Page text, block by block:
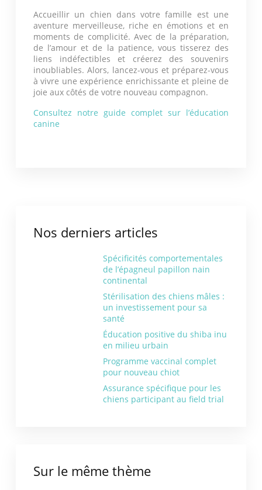
Accueillir un chien dans votre famille est une
aventure merveilleuse, riche en émotions et en
moments de complicité. Avec de la préparation,
de l’amour et de la patience, vous tisserez des
liens indéfectibles et créerez des souvenirs
inoubliables. Alors, lancez-vous et préparez-vous
à vivre une expérience enrichissante et pleine de
joie aux côtés de votre nouveau compagnon.
Consultez notre guide complet sur l’éducation
canine
Nos derniers articles
Spécificités comportementales
de l’épagneul papillon nain
continental
Stérilisation des chiens mâles :
un investissement pour sa
santé
Éducation positive du shiba inu
en milieu urbain
Programme vaccinal complet
pour nouveau chiot
Assurance spécifique pour les
chiens participant au field trial
Sur le même thème